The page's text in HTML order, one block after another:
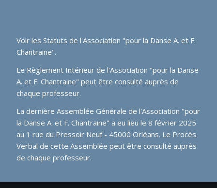
Voir les Statuts de l'Association "pour la Danse A. et F.
Chantraine".
Le Règlement Intérieur de l'Association "pour la Danse
A. et F. Chantraine" peut être consulté auprès de
chaque professeur.
La dernière Assemblée Générale de l'Association "pour
la Danse A. et F. Chantraine" a eu lieu le 8 février 2025
au 1 rue du Pressoir Neuf - 45000 Orléans. Le Procès
Verbal de cette Assemblée peut être consulté auprès
de chaque professeur.